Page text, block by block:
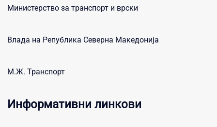
Министерство за транспорт и врски
Влада на Република Северна Македонија
М.Ж. Транспорт
Информативни линкови